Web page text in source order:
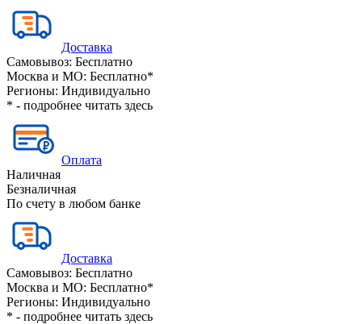
Доставка
Самовывоз: Бесплатно
Москва и МО: Бесплатно*
Регионы: Индивидуально
* - подробнее читать здесь
Оплата
Наличная
Безналичная
По счету в любом банке
Доставка
Самовывоз: Бесплатно
Москва и МО: Бесплатно*
Регионы: Индивидуально
* - подробнее читать здесь